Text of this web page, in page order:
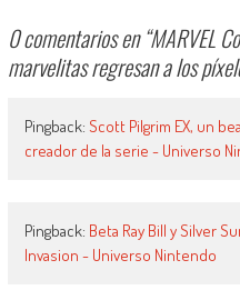
0 comentarios en “MARVEL
marvelitas regresan a los
Pingback: Scott Pilgrim EX, un
creador de la serie - Universo
Pingback: Beta Ray Bill y Silver
Invasion - Universo Nintendo